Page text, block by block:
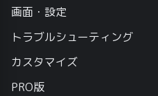
画面・設定
トラブルシューティング
カスタマイズ
PRO版